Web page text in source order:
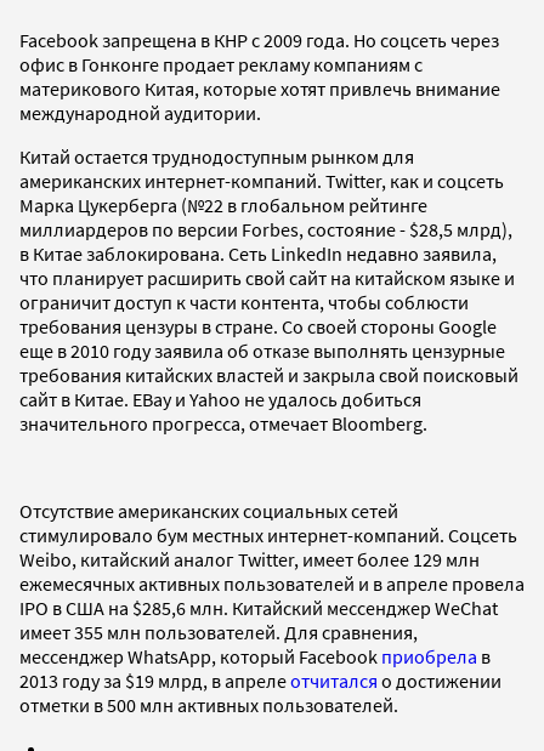
Facebook запрещена в КНР с 2009 года. Но соцсеть через
офис в Гонконге продает рекламу компаниям с
материкового Китая, которые хотят привлечь внимание
международной аудитории.
Китай остается труднодоступным рынком для
американских интернет-компаний. Twitter, как и соцсеть
Марка Цукерберга (№22 в глобальном рейтинге
миллиардеров по версии Forbes, состояние - $28,5 млрд),
в Китае заблокирована. Сеть LinkedIn недавно заявила,
что планирует расширить свой сайт на китайском языке и
ограничит доступ к части контента, чтобы соблюсти
требования цензуры в стране. Со своей стороны Google
еще в 2010 году заявила об отказе выполнять цензурные
требования китайских властей и закрыла свой поисковый
сайт в Китае. EBay и Yahoo не удалось добиться
значительного прогресса, отмечает Bloomberg.
Отсутствие американских социальных сетей
стимулировало бум местных интернет-компаний. Соцсеть
Weibo, китайский аналог Twitter, имеет более 129 млн
ежемесячных активных пользователей и в апреле провела
IPO в США на $285,6 млн. Китайский мессенджер WeChat
имеет 355 млн пользователей. Для сравнения,
мессенджер WhatsApp, который Facebook приобрела в
2013 году за $19 млрд, в апрелеотчитался о достижении
отметки в 500 млн активных пользователей.